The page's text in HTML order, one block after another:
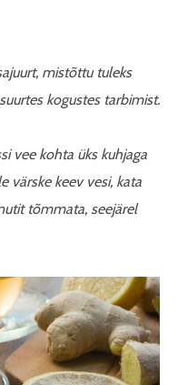
mistõttu tuleks
kogustes tarbimist.
vee kohta üks kuhjaga
värske keev vesi, kata
tõmmata, seejärel